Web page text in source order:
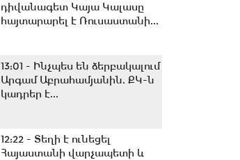
դիվանագետ Կայա Կալասը
հայտարարել է Ռուսաստանի...
13:01 - Ինչպես են ձերբակալում
Արգամ Աբրահամյանին. ՔԿ-ն
կադրեր է...
12:22 - Տեղի է ունեցել
Հայաստանի վարչապետի և